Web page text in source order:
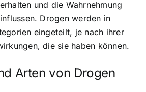
und die Wahrnehmung
Drogen werden in
eingeteilt, je nach ihrer
die sie haben können.
Arten von Drogen